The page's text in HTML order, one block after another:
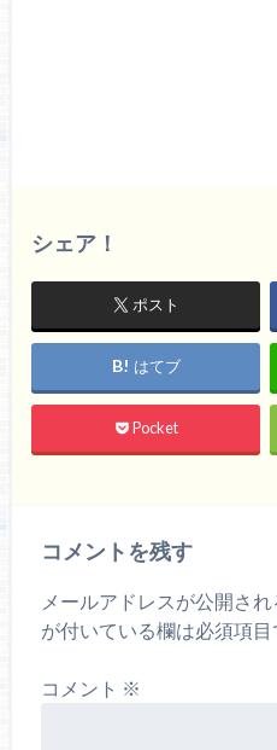
シェア！
ポスト
はてブ
Pocket
コメントを残す
メールアドレスが公開され
が付いている欄は必須項目
コメント ※